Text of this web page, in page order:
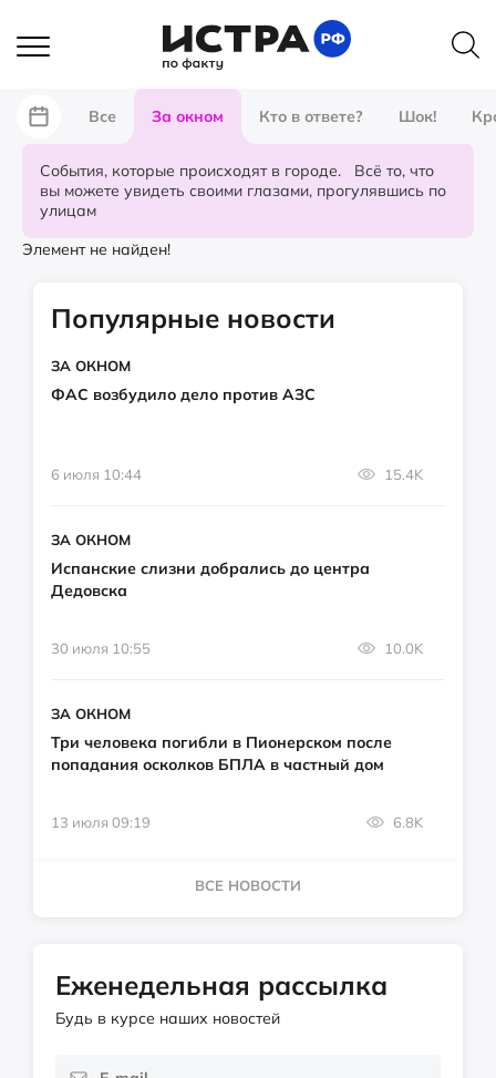
Все За окном Кто в ответе? Шок!
События, которые происходят в городе. Всё то, что
вы можете увидеть своими глазами, прогулявшись по
улицам
Элемент не найден!
Популярные новости
ЗА ОКНОМ
ФАС возбудило дело против АЗС
6 июля 10:44 15.4K
ЗА ОКНОМ
Испанские слизни добрались до центра
Дедовска
30 июля 10:55 10.0K
ЗА ОКНОМ
Три человека погибли в Пионерском после
попадания осколков БПЛА в частный дом
13 июля 09:19 6.8K
ВСЕ НОВОСТИ
Еженедельная рассылка
Будь в курсе наших новостей